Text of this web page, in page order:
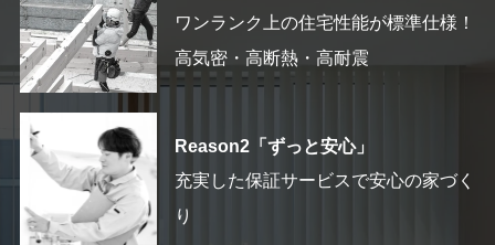
ワンランク上の住宅性能が標準仕様！
高気密・高断熱・高耐震
Reason2「ずっと安心」
充実した保証サービスで安心の家づく
り